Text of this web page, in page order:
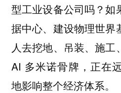
型工业设备公司吗？如
据中心、建设物理世界
人去挖地、吊装、施
AI 多米诺骨牌，正在
地影响整个经济体系。